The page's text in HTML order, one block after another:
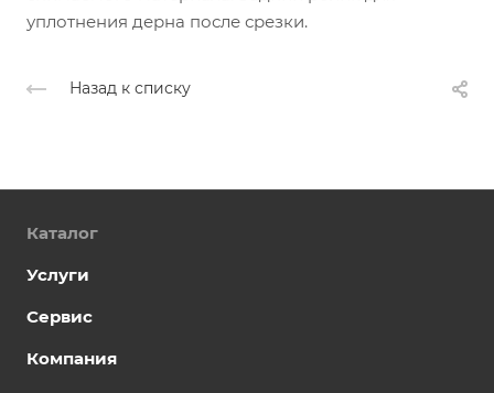
уплотнения дерна после срезки.
Назад к списку
Каталог
Услуги
Сервис
Компания